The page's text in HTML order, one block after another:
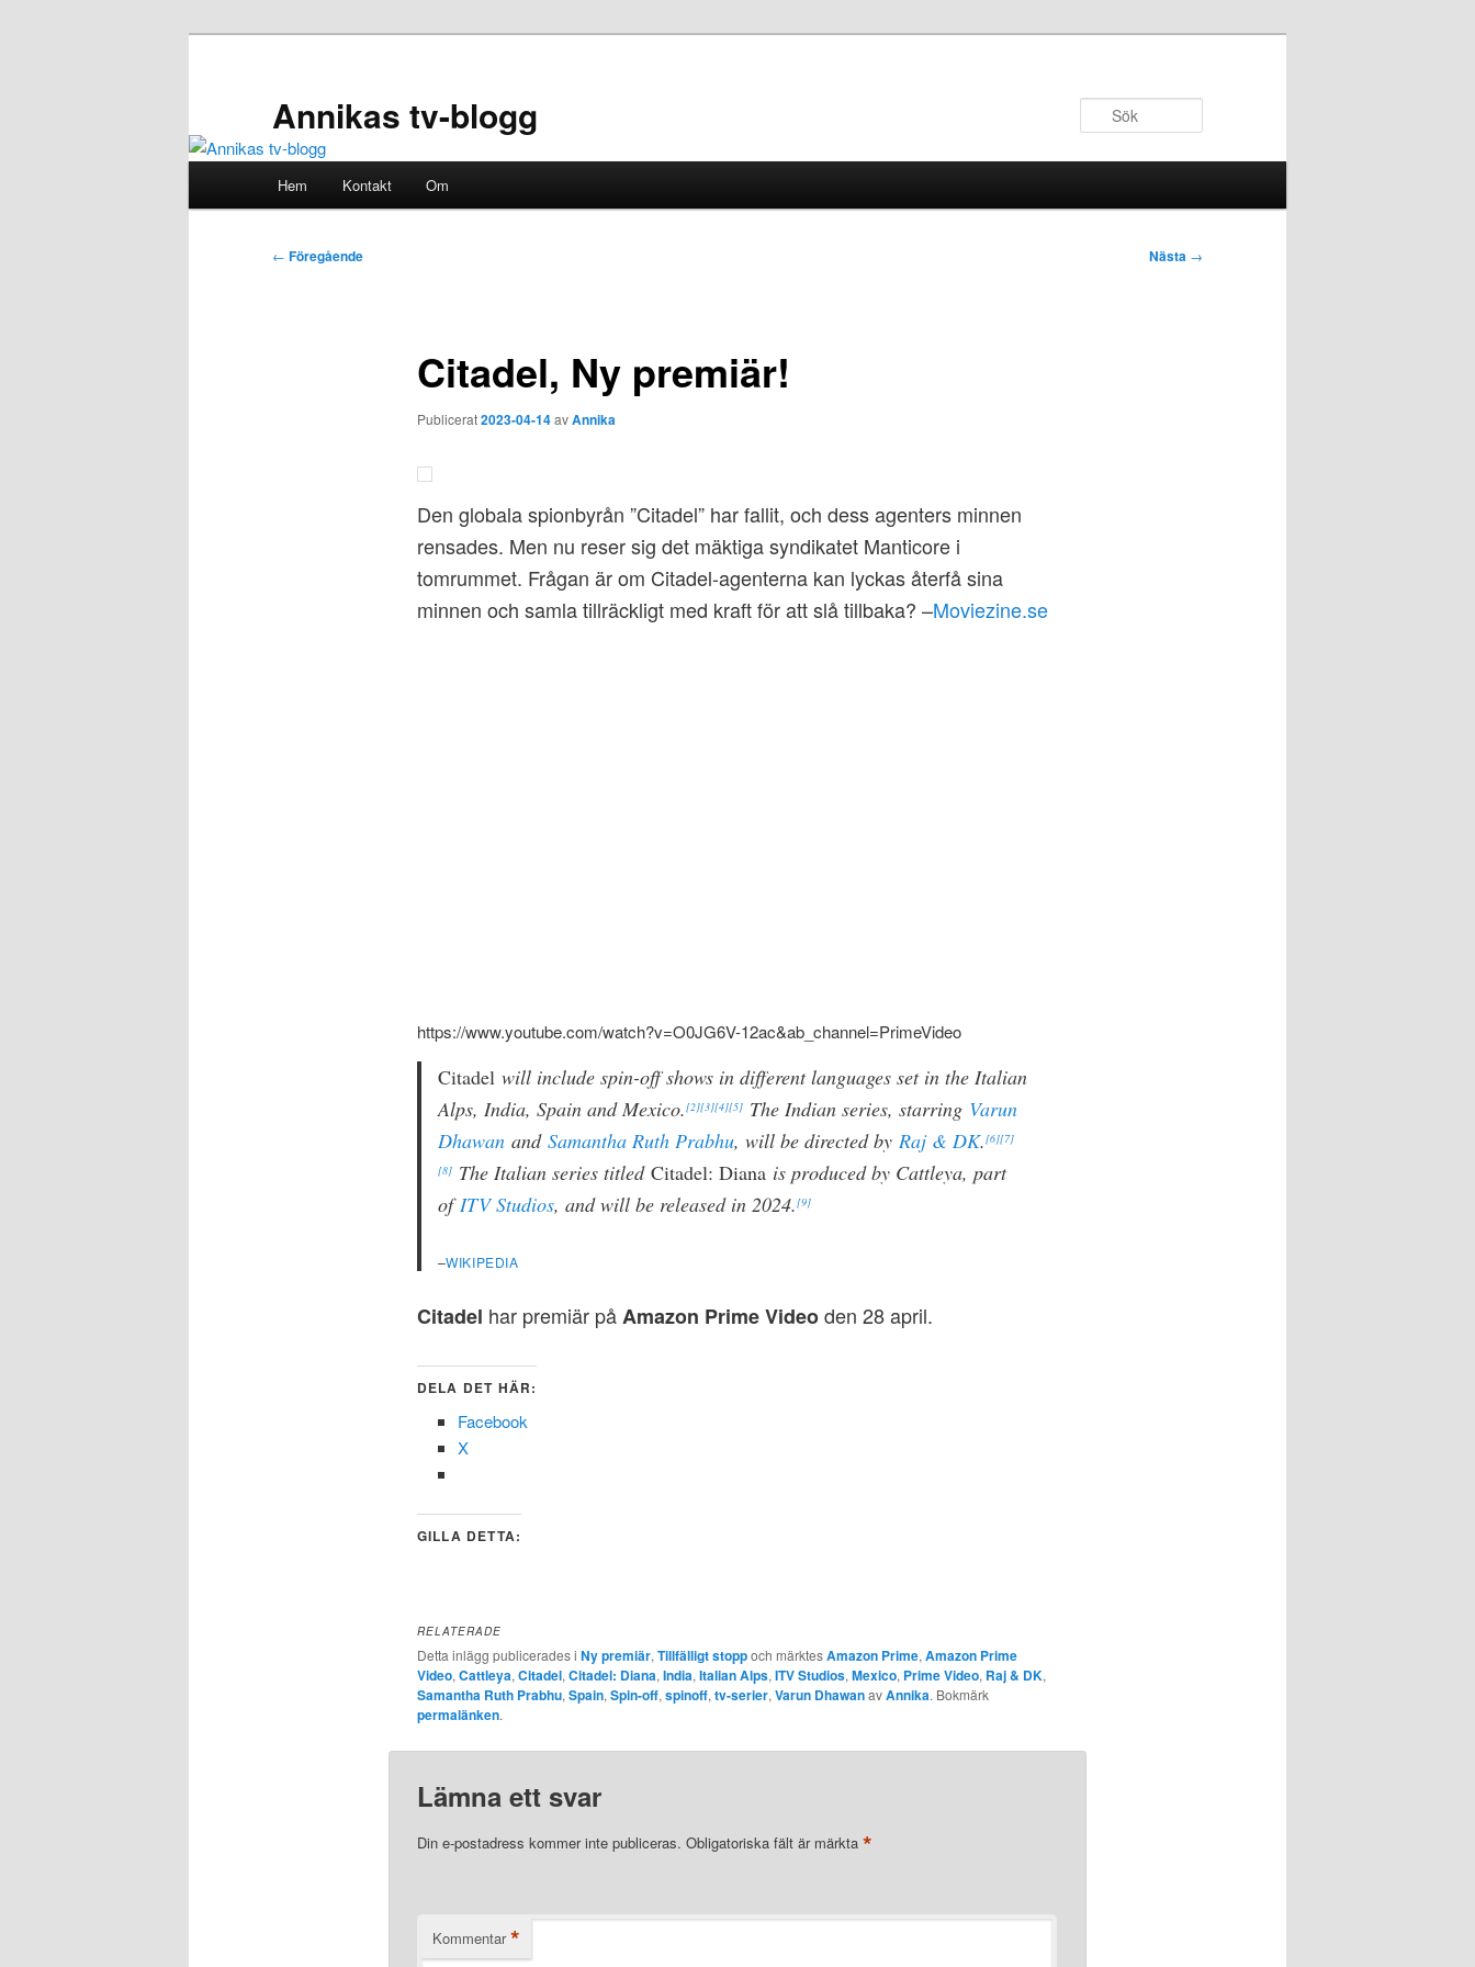
Annikas tv-blogg
Hem Kontakt Om
Inläggsnavigering
← Föregående Nästa →
Citadel, Ny premiär!
Publicerat2023-04-14avAnnika
Den globala spionbyrån ”Citadel” har fallit, och dess agenters minnen
rensades. Men nu reser sig det mäktiga syndikatet Manticore i
tomrummet. Frågan är om Citadel-agenterna kan lyckas återfå sina
minnen och samla tillräckligt med kraft för att slå tillbaka? –Moviezine.se
https://www.youtube.com/watch?v=O0JG6V-12ac&ab_channel=PrimeVideo
Citadel will include spin-off shows in different languages set in the Italian
Alps, India, Spain and Mexico.[2][3][4][5]The Indian series, starring Varun
Dhawanand Samantha Ruth Prabhu, will be directed by Raj & DK.[6][7]
[8]The Italian series titled Citadel: Dianais produced by Cattleya, part
ofITV Studios, and will be released in 2024.[9]
–WIKIPEDIA
Citadel har premiär påAmazon Prime Videoden 28 april.
DELA DET HÄR:
Facebook
X
GILLA DETTA:
RELATERADE
Detta inlägg publicerades i Ny premiär, Tillfälligt stoppoch märktesAmazon Prime, Amazon Prime
Video, Cattleya, Citadel, Citadel: Diana, India, Italian Alps, ITV Studios, Mexico, Prime Video, Raj & DK,
Samantha Ruth Prabhu, Spain, Spin-off, spinoff, tv-serier, Varun DhawanavAnnika. Bokmärk
permalänken.
Lämna ett svar
Din e-postadress kommer inte publiceras. Obligatoriska fält är märkta *
Kommentar *